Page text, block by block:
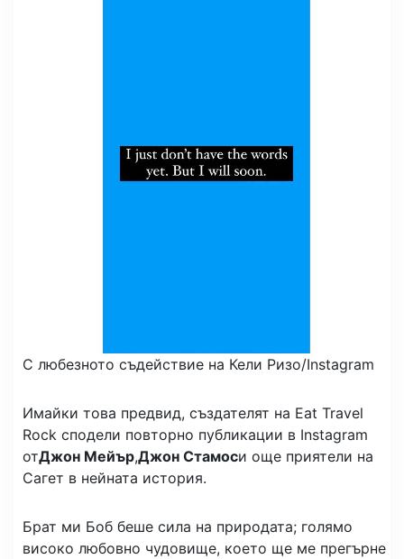
С любезното съдействие на Кели Ризо/Instagram
Имайки това предвид, създателят на Eat Travel
Rock сподели повторно публикации в Instagram
отДжон Мейър,Джон Стамоси още приятели на
Сагет в нейната история.
Брат ми Боб беше сила на природата; голямо
високо любовно чудовище, което ще ме прегърне